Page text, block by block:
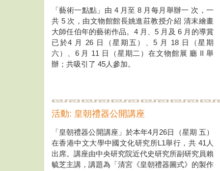
「藝術一點點」由 4 月至 8 月每月舉辦一 次，一
共 5 次，由文物館館長姚進莊教授介紹 清末繪畫
大師任伯年的藝術作品。4 月、5 月及 6 月的導賞
已於4 月 26 日（星期五）、5 月 18 日（星期
六）、6 月 11 日（星期二）在文物館展 廳 II 舉
辦；共吸引了 45人參加。
活動: 皇朝禮器公開講座
「皇朝禮器公開講座」於本年4月26日（星期 五）
在香港中文大學中國文化研究所L1舉行，共 41人
出席。講座由中央研究院近代史研究所副研究員賴
毓芝主講，講題為「清宮《皇朝禮器圖式》的製作